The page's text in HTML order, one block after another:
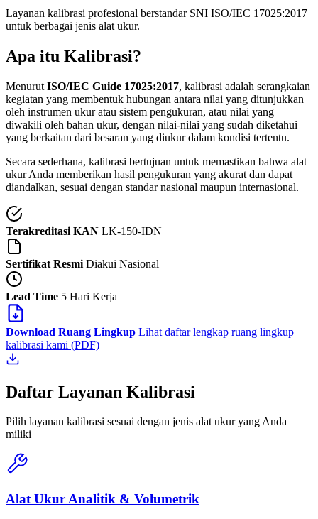
Layanan kalibrasi profesional berstandar SNI ISO/IEC 17025:2017
untuk berbagai jenis alat ukur.
Apa itu Kalibrasi?
Menurut ISO/IEC Guide 17025:2017, kalibrasi adalah serangkaian
kegiatan yang membentuk hubungan antara nilai yang ditunjukkan
oleh instrumen ukur atau sistem pengukuran, atau nilai yang
diwakili oleh bahan ukur, dengan nilai-nilai yang sudah diketahui
yang berkaitan dari besaran yang diukur dalam kondisi tertentu.
Secara sederhana, kalibrasi bertujuan untuk memastikan bahwa alat
ukur Anda memberikan hasil pengukuran yang akurat dan dapat
diandalkan, sesuai dengan standar nasional maupun internasional.
Terakreditasi KAN LK-150-IDN
Sertifikat Resmi Diakui Nasional
Lead Time 5 Hari Kerja
Download Ruang Lingkup Lihat daftar lengkap ruang lingkup
kalibrasi kami (PDF)
Daftar Layanan Kalibrasi
Pilih layanan kalibrasi sesuai dengan jenis alat ukur yang Anda
miliki
Alat Ukur Analitik & Volumetrik